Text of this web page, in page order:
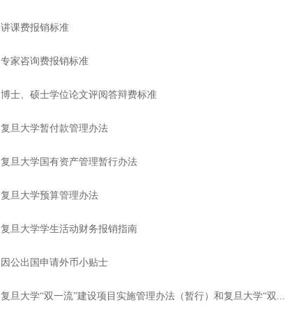
讲课费报销标准
专家咨询费报销标准
博士、硕士学位论文评阅答辩费标准
复旦大学暂付款管理办法
复旦大学国有资产管理暂行办法
复旦大学预算管理办法
复旦大学学生活动财务报销指南
因公出国申请外币小贴士
复旦大学“双一流”建设项目实施管理办法（暂行）和复旦大学“双...